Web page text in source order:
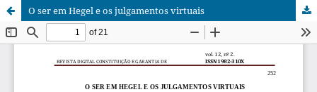
O ser em Hegel e os julgamentos virtuais